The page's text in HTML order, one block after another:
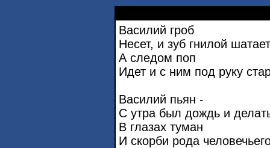
Василий гроб
Несет, и зуб гнилой
А следом поп
Идет и с ним под руку
Василий пьян -
С утра был дождь и
В глазах туман
И скорби рода